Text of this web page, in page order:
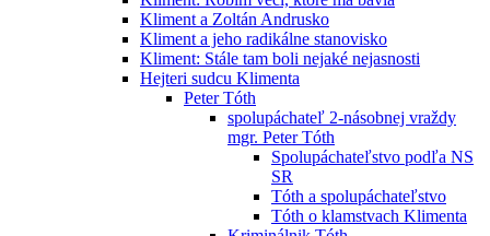
Kliment a Zoltán Andrusko
Kliment a jeho radikálne stanovisko
Kliment: Stále tam boli nejaké nejasnosti
Hejteri sudcu Klimenta
Peter Tóth
spolupáchateľ 2-násobnej vraždy
mgr. Peter Tóth
Spolupáchateľstvo podľa NS
SR
Tóth a spolupáchateľstvo
Tóth o klamstvach Klimenta